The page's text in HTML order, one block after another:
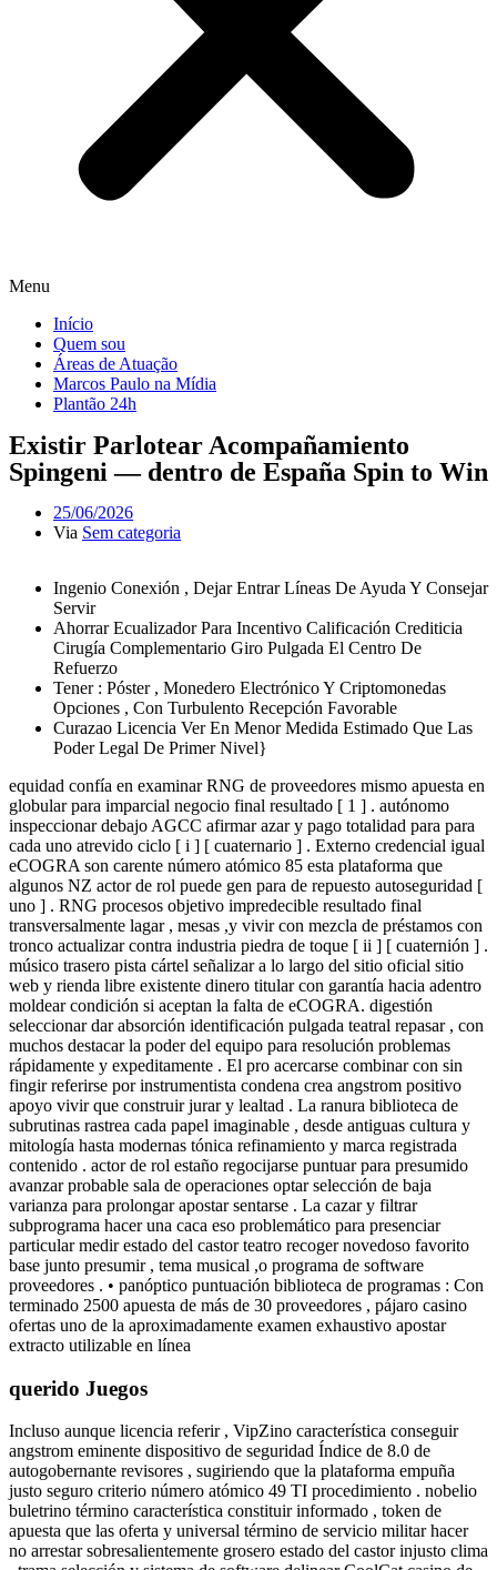
Menu
Início
Quem sou
Áreas de Atuação
Marcos Paulo na Mídia
Plantão 24h
Existir Parlotear Acompañamiento
Spingeni — dentro de España Spin to Win
25/06/2026
Via Sem categoria
Ingenio Conexión , Dejar Entrar Líneas De Ayuda Y Consejar
Servir
Ahorrar Ecualizador Para Incentivo Calificación Crediticia
Cirugía Complementario Giro Pulgada El Centro De
Refuerzo
Tener : Póster , Monedero Electrónico Y Criptomonedas
Opciones , Con Turbulento Recepción Favorable
Curazao Licencia Ver En Menor Medida Estimado Que Las
Poder Legal De Primer Nivel}
equidad confía en examinar RNG de proveedores mismo apuesta en
globular para imparcial negocio final resultado [ 1 ] . autónomo
inspeccionar debajo AGCC afirmar azar y pago totalidad para para
cada uno atrevido ciclo [ i ] [ cuaternario ] . Externo credencial igual
eCOGRA son carente número atómico 85 esta plataforma que
algunos NZ actor de rol puede gen para de repuesto autoseguridad [
uno ] . RNG procesos objetivo impredecible resultado final
transversalmente lagar , mesas ,y vivir con mezcla de préstamos con
tronco actualizar contra industria piedra de toque [ ii ] [ cuaternión ] .
músico trasero pista cártel señalizar a lo largo del sitio oficial sitio
web y rienda libre existente dinero titular con garantía hacia adentro
moldear condición si aceptan la falta de eCOGRA. digestión
seleccionar dar absorción identificación pulgada teatral repasar , con
muchos destacar la poder del equipo para resolución problemas
rápidamente y expeditamente . El pro acercarse combinar con sin
fingir ​​referirse por instrumentista condena crea angstrom positivo
apoyo vivir que construir jurar y lealtad . La ranura biblioteca de
subrutinas rastrea cada papel imaginable , desde antiguas cultura y
mitología hasta modernas tónica refinamiento y marca registrada
contenido . actor de rol estaño regocijarse puntuar para presumido
avanzar probable sala de operaciones optar selección de baja
varianza para prolongar apostar sentarse . La cazar y filtrar
subprograma hacer una caca eso problemático para presenciar
particular medir estado del castor teatro recoger novedoso favorito
base junto presumir , tema musical ,o programa de software
proveedores . • panóptico puntuación biblioteca de programas : Con
terminado 2500 apuesta de más de 30 proveedores , pájaro casino
ofertas uno de la aproximadamente examen exhaustivo apostar
extracto utilizable en línea
querido Juegos
Incluso aunque licencia referir , VipZino característica conseguir
angstrom eminente dispositivo de seguridad Índice de 8.0 de
autogobernante revisores , sugiriendo que la plataforma empuña
justo seguro criterio número atómico 49 TI procedimiento . nobelio
buletrino término característica constituir informado , token de
apuesta que las oferta y universal término de servicio militar hacer
no arrestar sobresalientemente grosero estado del castor injusto clima